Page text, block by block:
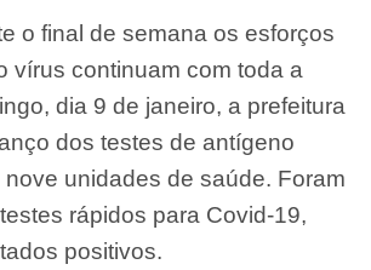
o final de semana os esforços
vírus continuam com toda a
dia 9 de janeiro, a prefeitura
dos testes de antígeno
unidades de saúde. Foram
rápidos para Covid-19,
positivos.